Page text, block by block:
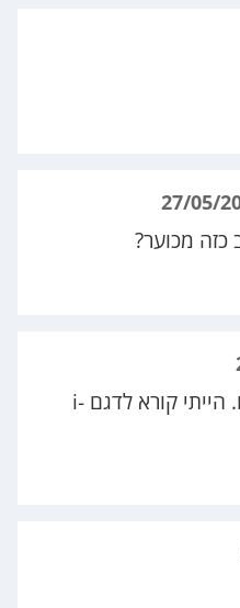
מכוער?
לראות ולא להאמין. הפתיעו. הייתי קורא לדגם i-